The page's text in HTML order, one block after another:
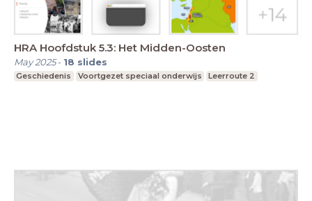
HRA Hoofdstuk 5.3: Het Midden-Oosten
May 2025- 18 slides
Geschiedenis Voortgezet speciaal onderwijs Leerroute 2